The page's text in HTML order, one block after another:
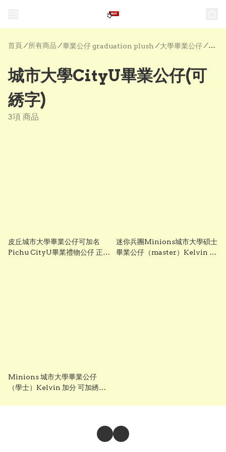
首頁/ 所有商品 /畢業公仔 graduation plush / 大學畢業公仔/
城市大學CityU畢業公仔(可
綉字)
3項 商品
皮丘城市大學畢業公仔可加名
Pichu CityU畢業禮物公仔 正版
迷你兵團Minions城市大學碩士
畢業公仔（master）Kelvin 加
Minions 城市大學畢業公仔
（學士）Kelvin 加分 可加綉名